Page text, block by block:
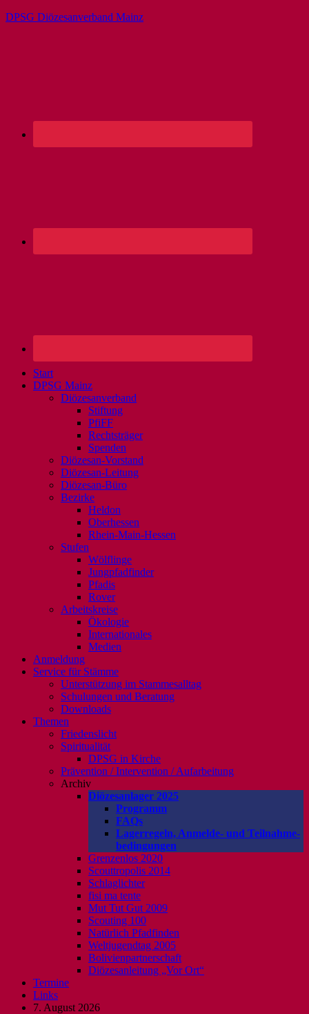
DPSG Diözesanverband Mainz
Start
DPSG Mainz
Diözesanverband
Stiftung
PfiFF
Rechtsträger
Spenden
Diözesan-Vorstand
Diözesan-Leitung
Diözesan-Büro
Bezirke
Heldon
Oberhessen
Rhein-Main-Hessen
Stufen
Wölflinge
Jungpfadfinder
Pfadis
Rover
Arbeitskreise
Ökologie
Internationales
Medien
Anmeldung
Service für Stämme
Unterstützung im Stammesalltag
Schulungen und Beratung
Downloads
Themen
Friedenslicht
Spiritualität
DPSG in Kirche
Prävention / Intervention / Aufarbeitung
Archiv
Diözesanlager 2025
Programm
FAQs
Lagerregeln, Anmelde- und Teilnahme-
bedingungen
Grenzenlos 2020
Scouttropolis 2014
Schlaglichter
fisi ma tente
Mut Tut Gut 2009
Scouting 100
Natürlich Pfadfinden
Weltjugendtag 2005
Bolivienpartnerschaft
Diözesanleitung „Vor Ort“
Termine
Links
7. August 2026